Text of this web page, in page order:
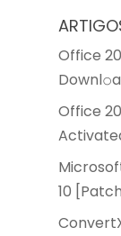
Office
Office
10